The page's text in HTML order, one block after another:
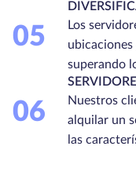
05
Los
superando
06
Nuestros
alquilar un
las